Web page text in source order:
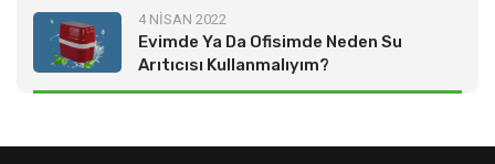
4 NİSAN 2022
Evimde Ya Da Ofisimde Neden Su
Arıtıcısı Kullanmalıyım?